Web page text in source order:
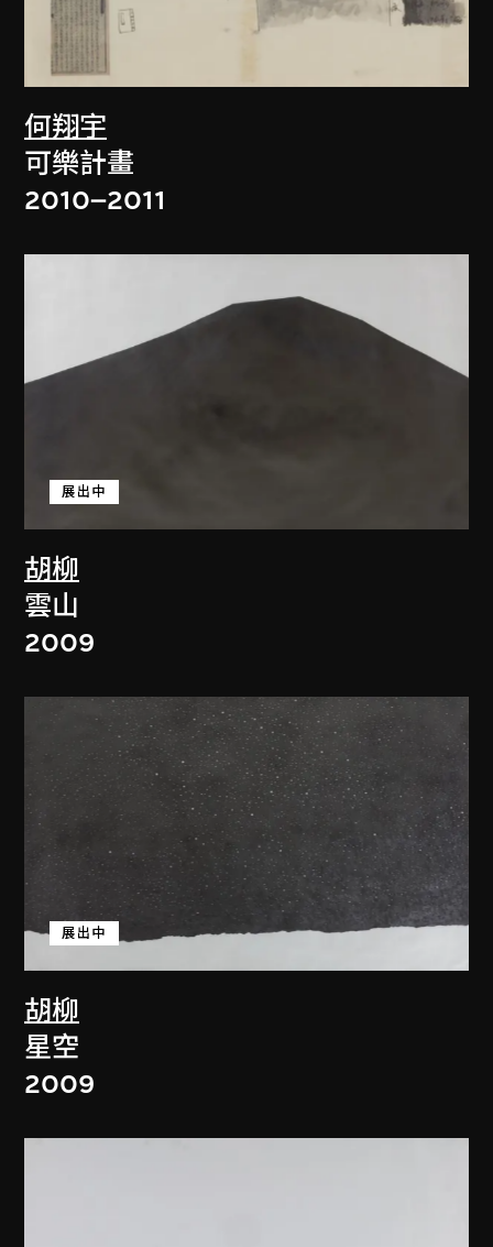
何翔宇
可樂計畫
2010–2011
胡柳
展出中
雲山
2009
胡柳
展出中
星空
2009